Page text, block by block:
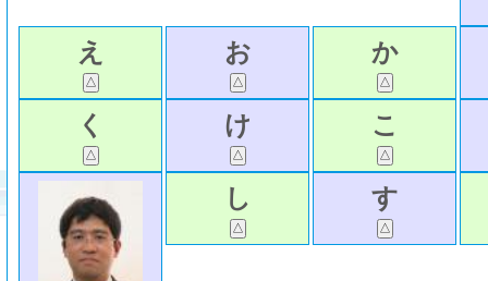
え お か
く け こ
し す